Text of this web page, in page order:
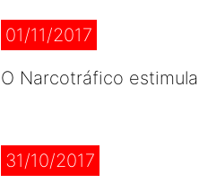
01/11/2017
O Narcotráfico
31/10/2017